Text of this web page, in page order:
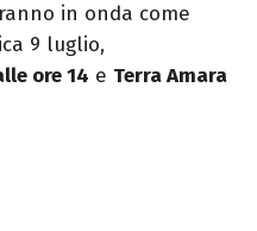
in onda come
9 luglio,
ore 14 e Terra Amara